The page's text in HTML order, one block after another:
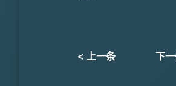
< 上一条 下